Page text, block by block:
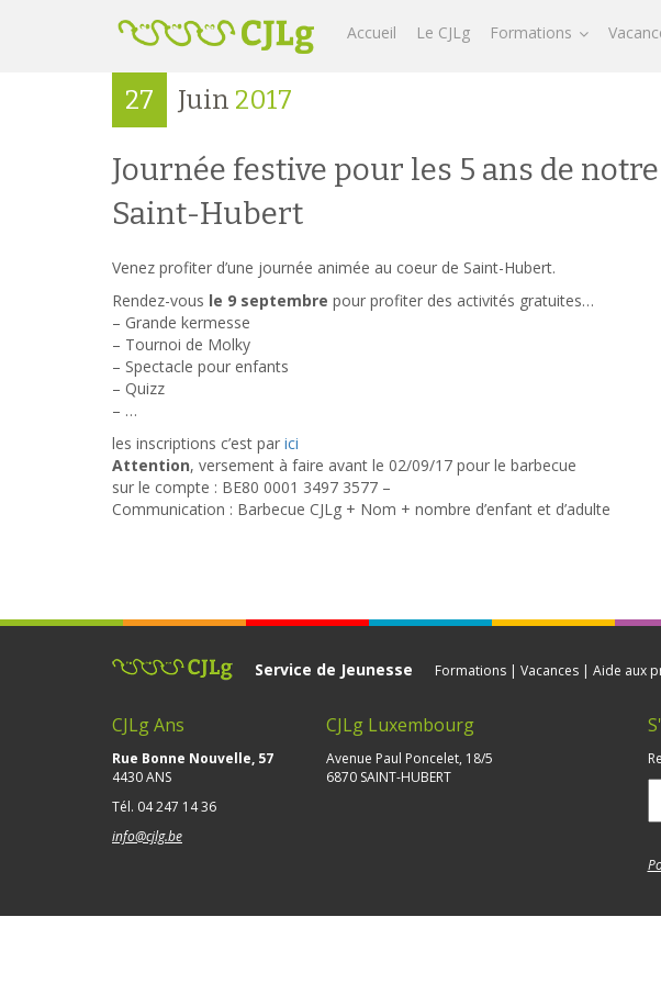
Accueil Le CJLg Formations
27 Juin 2017
Journée festive pour les 5 ans de
Saint-Hubert
Venez profiter d’une journée animée au coeur de Saint-Hubert.
Rendez-vous le 9 septembre pour profiter des activités gratuites…
– Grande kermesse
– Tournoi de Molky
– Spectacle pour enfants
– Quizz
– …
les inscriptions c’est par ici
Attention, versement à faire avant le 02/09/17 pour le barbecue
sur le compte : BE80 0001 3497 3577 –
Communication : Barbecue CJLg + Nom + nombre d’enfant et d’adulte
Service de Jeunesse Formations | Vacances | Aide aux
CJLg Ans
Rue Bonne Nouvelle, 57
4430 ANS
Tél. 04 247 14 36
info@cjlg.be
CJLg Luxembourg
Avenue Paul Poncelet, 18/5
6870 SAINT-HUBERT